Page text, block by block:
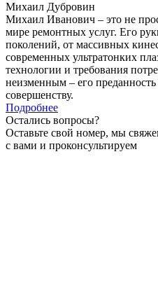
Михаил Дубровин
Михаил Иванович – это не
мире ремонтных услуг. Его
поколений, от массивных
современных ультратонких
технологии и требования
неизменным – его
совершенству.
Подробнее
Остались вопросы?
Оставьте свой номер, мы
с вами и проконсультируем